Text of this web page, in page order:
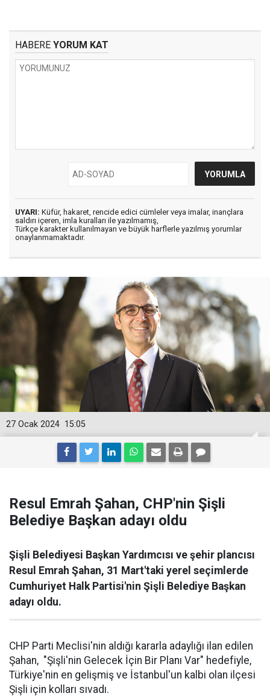
HABERE YORUM KAT
UYARI: Küfür, hakaret, rencide edici cümleler veya imalar, inançlara
saldırı içeren, imla kuralları ile yazılmamış,
Türkçe karakter kullanılmayan ve büyük harflerle yazılmış yorumlar
onaylanmamaktadır.
15:05
27 Ocak 2024
Resul Emrah Şahan, CHP'nin Şişli
Belediye Başkan adayı oldu
Şişli Belediyesi Başkan Yardımcısı ve şehir plancısı
Resul Emrah Şahan, 31 Mart'taki yerel seçimlerde
Cumhuriyet Halk Partisi'nin Şişli Belediye Başkan
adayı oldu.
CHP Parti Meclisi'nin aldığı kararla adaylığı ilan edilen
Şahan, "Şişli'nin Gelecek İçin Bir Planı Var" hedefiyle,
Türkiye'nin en gelişmiş ve İstanbul'un kalbi olan ilçesi
Şişli için kolları sıvadı.